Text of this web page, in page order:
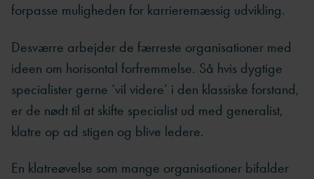
forpasse muligheden for karrieremæssig udvikling.
Desværre arbejder de færreste organisationer med
ideen om horisontal forfremmelse. Så hvis dygtige
specialister gerne ‘vil videre’ i den klassiske forstand,
er de nødt til at skifte specialist ud med generalist,
klatre op ad stigen og blive ledere.
En klatreøvelse som mange organisationer bifalder